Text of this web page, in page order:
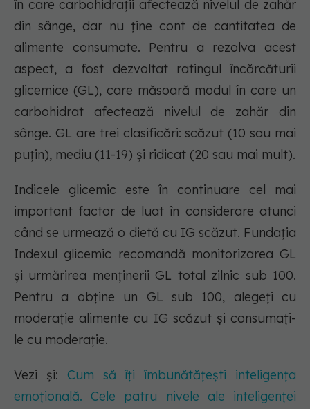
în care carbohidrații afectează nivelul de zahăr
din sânge, dar nu ține cont de cantitatea de
alimente consumate. Pentru a rezolva acest
aspect, a fost dezvoltat ratingul încărcăturii
glicemice (GL), care măsoară modul în care un
carbohidrat afectează nivelul de zahăr din
sânge. GL are trei clasificări: scăzut (10 sau mai
puțin), mediu (11-19) și ridicat (20 sau mai mult).
Indicele glicemic este în continuare cel mai
important factor de luat în considerare atunci
când se urmează o dietă cu IG scăzut. Fundația
Indexul glicemic recomandă monitorizarea GL
și urmărirea menținerii GL total zilnic sub 100.
Pentru a obține un GL sub 100, alegeți cu
moderație alimente cu IG scăzut și consumați-
le cu moderație.
Vezi și: Cum să îți îmbunătățești inteligența
emoțională. Cele patru nivele ale inteligenței